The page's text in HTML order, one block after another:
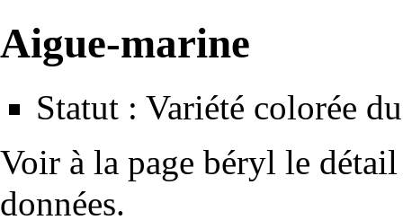
Aigue-marine
Statut : Variété colorée
Voir à la page béryl le détail
données.